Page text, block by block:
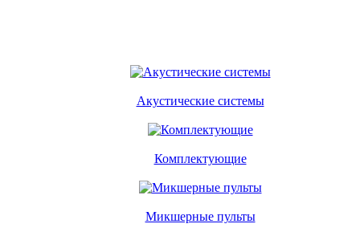
Акустические системы
Комплектующие
Микшерные пульты